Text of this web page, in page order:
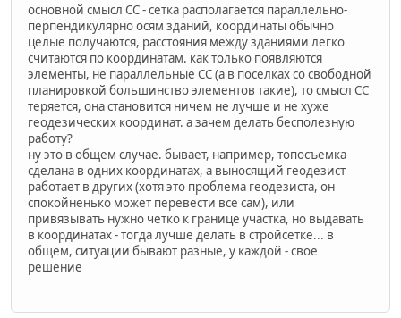
основной смысл СС - сетка располагается параллельно-
перпендикулярно осям зданий, координаты обычно
целые получаются, расстояния между зданиями легко
считаются по координатам. как только появляются
элементы, не параллельные СС (а в поселках со свободной
планировкой большинство элементов такие), то смысл СС
теряется, она становится ничем не лучше и не хуже
геодезических координат. а зачем делать бесполезную
работу?
ну это в общем случае. бывает, например, топосъемка
сделана в одних координатах, а выносящий геодезист
работает в других (хотя это проблема геодезиста, он
спокойненько может перевести все сам), или
привязывать нужно четко к границе участка, но выдавать
в координатах - тогда лучше делать в стройсетке... в
общем, ситуации бывают разные, у каждой - свое
решение